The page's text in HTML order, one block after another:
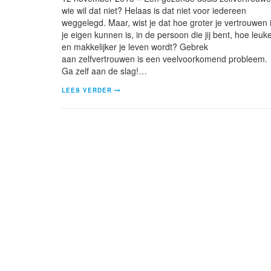
wie wil dat niet? Helaas is dat niet voor iedereen
weggelegd. Maar, wist je dat hoe groter je vertrouwen
je eigen kunnen is, in de persoon die jij bent, hoe
en makkelijker je leven wordt? Gebrek
aan zelfvertrouwen is een veelvoorkomend probleem.
Ga zelf aan de slag!…
LEES VERDER